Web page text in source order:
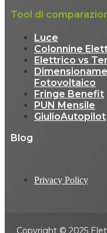
Tool di
Luce
Colonnine
Elettrico vs
Fotovoltaico
Fringe Benefit
PUN Mensile
GiulioAutopilot
Blog
Privacy Policy
Copyright © 2025